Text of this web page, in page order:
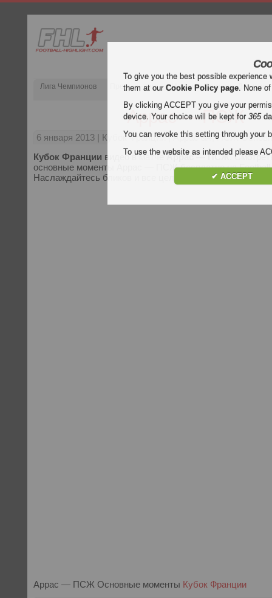
Лига Чемпионов Премьер-лига Испания Примера Дивизион
Аррас — ПСЖ
6 января 2013 | Кубок Франции | Аррас &#; ПСЖ
Кубок Франции видео в матчеАррас — ПСЖ.
основные моменты Аррас — ПСЖ бесплатно на Football
Наслаждайтесь бликов и все цели каждого Кубок
Аррас — ПСЖ Основные моменты Кубок Франции
To give you the best possible
them at ourCookie Policy page. None
By clicking ACCEPT you give your
device. Your choice will be kept for365
You can revoke this setting through your
To use the website as intended please
✔ ACCEPT